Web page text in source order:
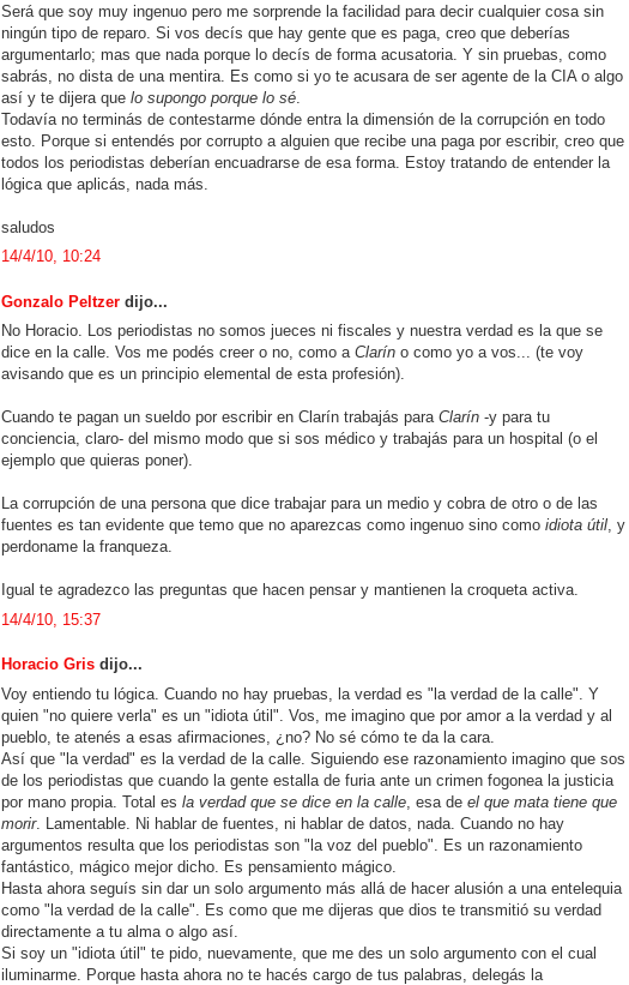
Será que soy muy ingenuo pero me sorprende la facilidad para decir cualquier cosa sin
ningún tipo de reparo. Si vos decís que hay gente que es paga, creo que deberías
argumentarlo; mas que nada porque lo decís de forma acusatoria. Y sin pruebas, como
sabrás, no dista de una mentira. Es como si yo te acusara de ser agente de la CIA o algo
así y te dijera que lo supongo porque lo sé
Todavía no terminás de contestarme dónde entra la dimensión de la corrupción en todo
esto. Porque si entendés por corrupto a alguien que recibe una paga por escribir, creo que
todos los periodistas deberían encuadrarse de esa forma. Estoy tratando de entender la
lógica que aplicás, nada más.
saludos
14/4/10, 10:24
Gonzalo Peltzer dijo...
No Horacio. Los periodistas no somos jueces ni fiscales y nuestra verdad es la que se
dice en la calle. Vos me podés creer o no, como a Clarín o como yo a vos... (te voy
avisando que es un principio elemental de esta profesión).
Cuando te pagan un sueldo por escribir en Clarín trabajás para Clarín -y para tu
conciencia, claro- del mismo modo que si sos médico y trabajás para un hospital (o el
ejemplo que quieras poner).
La corrupción de una persona que dice trabajar para un medio y cobra de otro o de las
fuentes es tan evidente que temo que no aparezcas como ingenuo sino como idiota útil, y
perdoname la franqueza.
Igual te agradezco las preguntas que hacen pensar y mantienen la croqueta activa.
14/4/10, 15:37
Horacio Gris dijo...
Voy entiendo tu lógica. Cuando no hay pruebas, la verdad es "la verdad de la calle". Y
quien "no quiere verla" es un "idiota útil". Vos, me imagino que por amor a la verdad y al
pueblo, te atenés a esas afirmaciones, ¿no? No sé cómo te da la cara.
Así que "la verdad" es la verdad de la calle. Siguiendo ese razonamiento imagino que sos
de los periodistas que cuando la gente estalla de furia ante un crimen fogonea la justicia
por mano propia. Total es la verdad que se dice en la calle , esa de el que mata tiene que
morir. Lamentable. Ni hablar de fuentes, ni hablar de datos, nada. Cuando no hay
argumentos resulta que los periodistas son "la voz del pueblo". Es un razonamiento
fantástico, mágico mejor dicho. Es pensamiento mágico.
Hasta ahora seguís sin dar un solo argumento más allá de hacer alusión a una entelequia
como "la verdad de la calle". Es como que me dijeras que dios te transmitió su verdad
directamente a tu alma o algo así.
Si soy un "idiota útil" te pido, nuevamente, que me des un solo argumento con el cual
iluminarme. Porque hasta ahora no te hacés cargo de tus palabras, delegás la